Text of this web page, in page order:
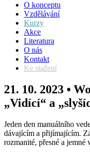
O konceptu
Vzdělávání
Kurzy
Akce
Literatura
O nás
Kontakt
Ke stažení
21. 10. 2023 •
„Vidící“ a
Jeden den manuálního
dávajícím a přijímajícím.
rozmanité, přesné a jemné